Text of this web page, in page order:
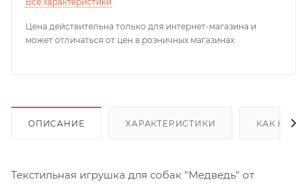
Цена действительна только для интернет-магазина и
может отличаться от цен в розничных магазинах
ОПИСАНИЕ ХАРАКТЕРИСТИКИ КАК
Текстильная игрушка для собак "Медведь" от